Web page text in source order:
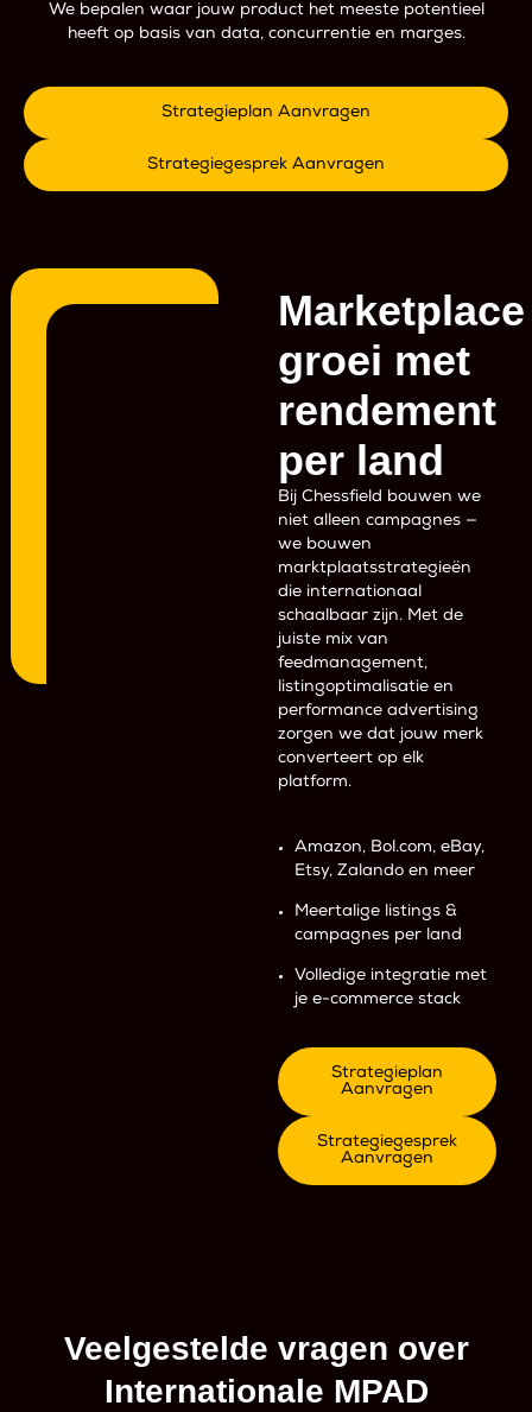
We bepalen waar jouw product het meeste potentieel
heeft op basis van data, concurrentie en marges.
Strategieplan Aanvragen
Strategiegesprek Aanvragen
Marketplace
groei met
rendement
per land
Bij Chessfield bouwen we
niet alleen campagnes —
we bouwen
marktplaatsstrategieën
die internationaal
schaalbaar zijn. Met de
juiste mix van
feedmanagement,
listingoptimalisatie en
performance advertising
zorgen we dat jouw merk
converteert op elk
platform.
Amazon, Bol.com, eBay,
Etsy, Zalando en meer
Meertalige listings &
campagnes per land
Volledige integratie met
je e-commerce stack
Strategieplan
Aanvragen
Strategiegesprek
Aanvragen
Veelgestelde vragen over
Internationale MPAD